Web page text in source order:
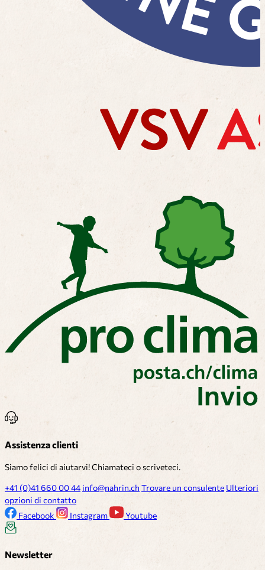
Assistenza clienti
Siamo felici di aiutarvi! Chiamateci o scriveteci.
+41 (0)41 660 00 44 info@nahrin.ch Trovare un consulente Ulteriori
opzioni di contatto
Facebook
Instagram Youtube
Newsletter